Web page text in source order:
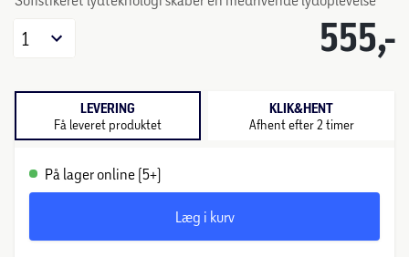
555,-
1
LEVERING
Få leveret produktet
KLIK&HENT
Afhent efter 2 timer
På lager online (5+)
Læg i kurv